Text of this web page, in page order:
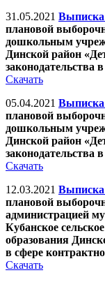
31.05.2021 Выписка
плановой
дошкольным
Динской район
законодательства
Скачать
05.04.2021 Выписка
плановой
дошкольным
Динской район
законодательства
Скачать
12.03.2021 Выписка
плановой
администрацией
Кубанское
образования
в сфере
Скачать